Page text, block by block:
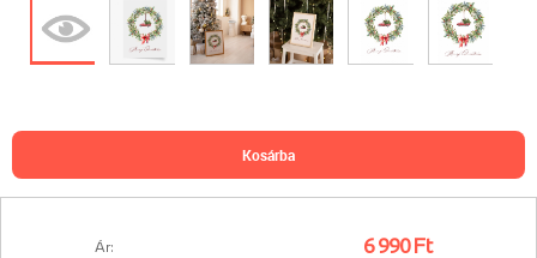
Ár: 6 990 Ft
kosárba